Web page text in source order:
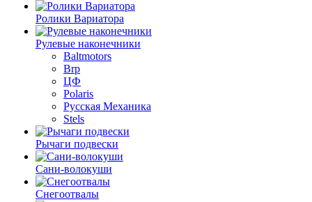
Ролики Вариатора
Рулевые наконечники
Baltmotors
Brp
ЦФ
Polaris
Русская Механика
Stels
Рычаги подвески
Сани-волокуши
Снегоотвалы